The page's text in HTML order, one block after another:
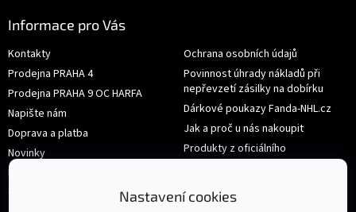
Nastavení cookies
Informace pro Vás
Kontakty
Prodejna PRAHA 4
Prodejna PRAHA 9 OC HARFA
Napište nám
Doprava a platba
Novinky
Hodnocení obchodu
Obchodní podmínky
Ochrana osobních údajů
Povinnost úhrady nákladů při
nepřevzetí zásilky na dobírku
Dárkové poukazy Fanda-NHL.cz
Jak a proč u nás nakoupit
Produkty z oficiálního
shop.nhl.com
Výměna nebo vrácení zboží